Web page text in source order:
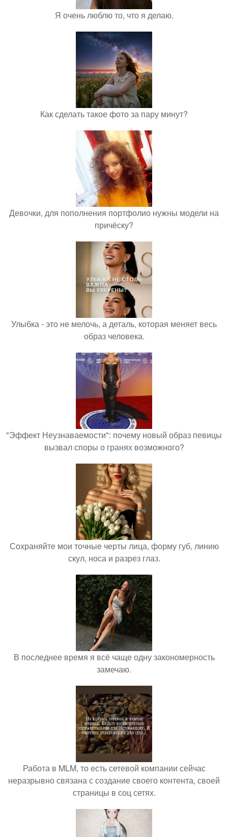
Я очень люблю то, что я делаю.
Как сделать такое фото за пару минут?
Девочки, для пополнения портфолио нужны модели на
причёску?
Улыбка - это не мелочь, а деталь, которая меняет весь
образ человека.
"Эффект Неузнаваемости": почему новый образ певицы
вызвал споры о гранях возможного?
Сохраняйте мои точные черты лица, форму губ, линию
скул, носа и разрез глаз.
В последнее время я всё чаще одну закономерность
замечаю.
Работа в MLM, то есть сетевой компании сейчас
неразрывно связана с создание своего контента, своей
страницы в соц сетях.